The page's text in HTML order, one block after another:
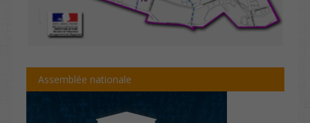
Assemblée nationale